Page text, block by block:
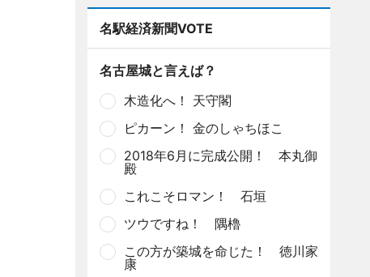
名駅経済新聞VOTE
名古屋城と言えば？
木造化へ！ 天守閣
ピカーン！ 金のしゃちほこ
2018年6月に完成公開！ 本丸御
殿
これこそロマン！ 石垣
ツウですね！ 隅櫓
この方が築城を命じた！ 徳川家
康